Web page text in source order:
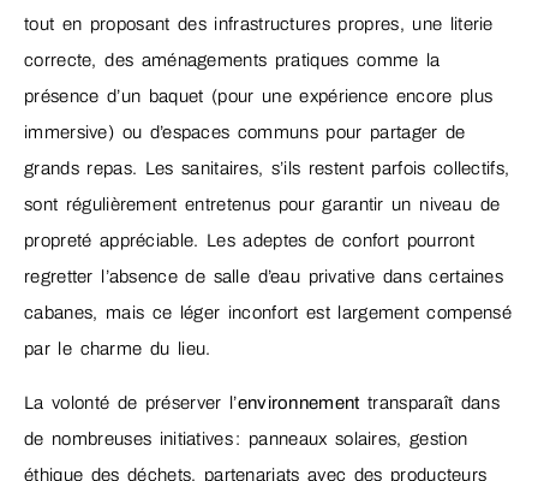
tout en proposant des infrastructures propres, une literie
correcte, des aménagements pratiques comme la
présence d’un baquet (pour une expérience encore plus
immersive) ou d’espaces communs pour partager de
grands repas. Les sanitaires, s’ils restent parfois collectifs,
sont régulièrement entretenus pour garantir un niveau de
propreté appréciable. Les adeptes de confort pourront
regretter l’absence de salle d’eau privative dans certaines
cabanes, mais ce léger inconfort est largement compensé
par le charme du lieu.
La volonté de préserver l’environnement transparaît dans
de nombreuses initiatives : panneaux solaires, gestion
éthique des déchets, partenariats avec des producteurs